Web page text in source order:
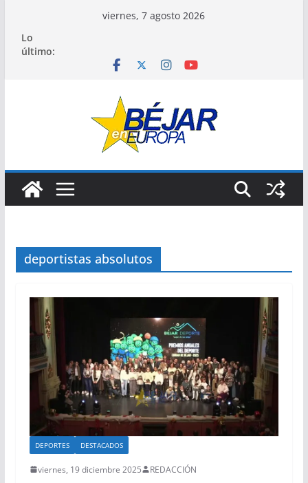
contenido
viernes, 7 agosto 2026
Lo
último:
deportistas absolutos
DEPORTES DESTACADOS
viernes, 19 diciembre 2025 REDACCIÓN